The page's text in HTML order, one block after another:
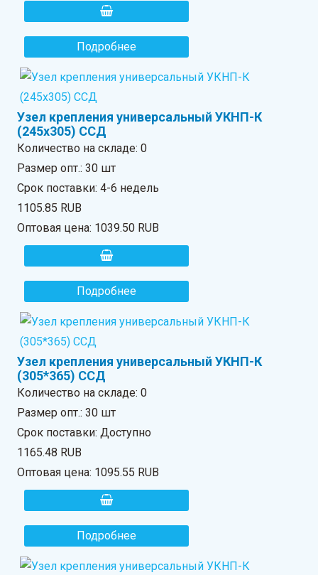
Подробнее
Узел крепления универсальный УКНП-К
(245х305) ССД
Количество на складе:0
Размер опт.: 30 шт
Срок поставки: 4-6 недель
1105.85 RUB
Оптовая цена: 1039.50 RUB
Подробнее
Узел крепления универсальный УКНП-К
(305*365) ССД
Количество на складе:0
Размер опт.: 30 шт
Срок поставки: Доступно
1165.48 RUB
Оптовая цена: 1095.55 RUB
Подробнее